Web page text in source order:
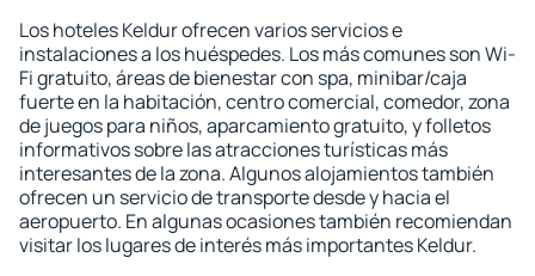
Los hoteles Keldur ofrecen varios servicios e
instalaciones a los huéspedes. Los más comunes son Wi-
Fi gratuito, áreas de bienestar con spa, minibar/caja
fuerte en la habitación, centro comercial, comedor, zona
de juegos para niños, aparcamiento gratuito, y folletos
informativos sobre las atracciones turísticas más
interesantes de la zona. Algunos alojamientos también
ofrecen un servicio de transporte desde y hacia el
aeropuerto. En algunas ocasiones también recomiendan
visitar los lugares de interés más importantes Keldur.